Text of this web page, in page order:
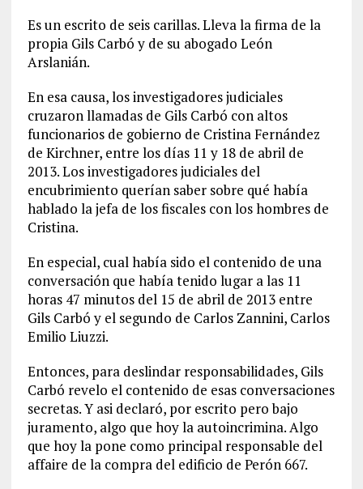
Es un escrito de seis carillas. Lleva la firma de la
propia Gils Carbó y de su abogado León
Arslanián.
En esa causa, los investigadores judiciales
cruzaron llamadas de Gils Carbó con altos
funcionarios de gobierno de Cristina Fernández
de Kirchner, entre los días 11 y 18 de abril de
2013. Los investigadores judiciales del
encubrimiento querían saber sobre qué había
hablado la jefa de los fiscales con los hombres de
Cristina.
En especial, cual había sido el contenido de una
conversación que había tenido lugar a las 11
horas 47 minutos del 15 de abril de 2013 entre
Gils Carbó y el segundo de Carlos Zannini, Carlos
Emilio Liuzzi.
Entonces, para deslindar responsabilidades, Gils
Carbó revelo el contenido de esas conversaciones
secretas. Y asi declaró, por escrito pero bajo
juramento, algo que hoy la autoincrimina. Algo
que hoy la pone como principal responsable del
affaire de la compra del edificio de Perón 667.